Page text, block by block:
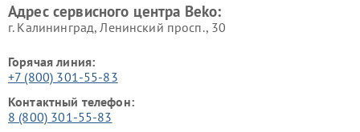
Адрес сервисного центра Beko:
г. Калининград, Ленинский просп., 30
Горячая линия:
+7 (800) 301-55-83
Контактный телефон:
8 (800) 301-55-83